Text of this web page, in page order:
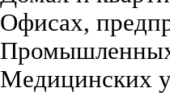
Офисах,
Медицинских